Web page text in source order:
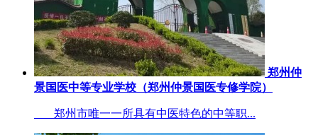
郑州仲
景国医中等专业学校（郑州仲景国医专修学院）
郑州市唯一一所具有中医特色的中等职...